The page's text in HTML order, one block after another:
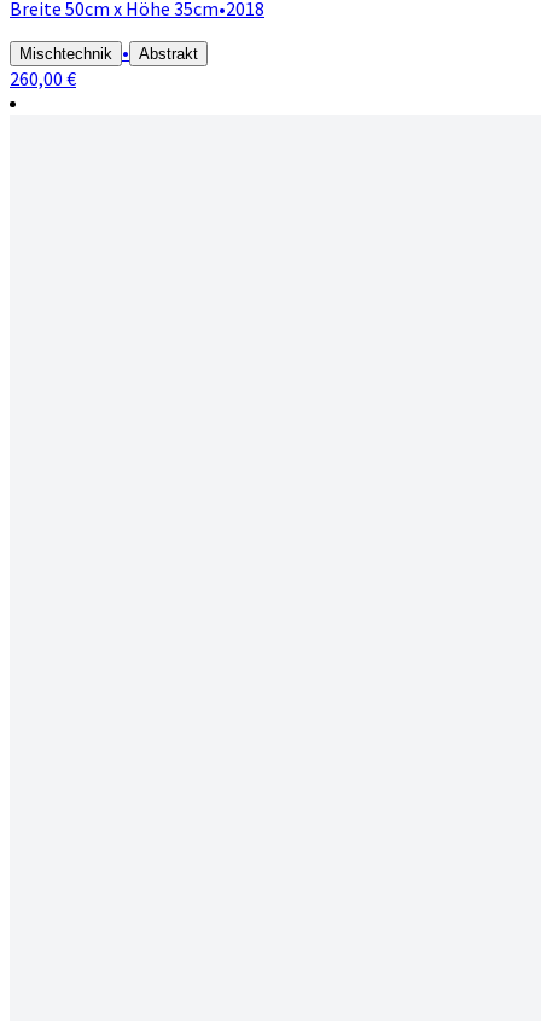
Breite 50cm x Höhe 35cm•2018
Mischtechnik • Abstrakt
260,00 €